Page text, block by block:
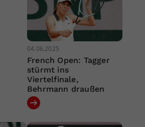
04.06.2025
French Open: Tagger
stürmt ins
Viertelfinale,
Behrmann draußen